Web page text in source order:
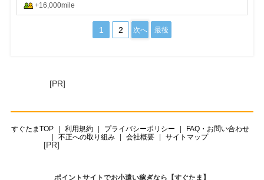
+16,000mile
1 2 次へ 最後
[PR]
すぐたまTOP 利用規約 プライバシーポリシー
FAQ・お問い合わせ
不正への取り組み
会社概要 サイトマップ
[PR]
ポイントサイトでお小遣い稼ぎなら【すぐたま】